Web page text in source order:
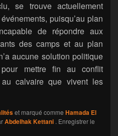
se trouve actuellement
puisqu’au plan
de répondre aux
des camps et au plan
aucune solution politique
mettre fin au conflit
calvaire que vivent les
et marqué comme Hamada El
Abdelhak Kettani . Enregistrer le